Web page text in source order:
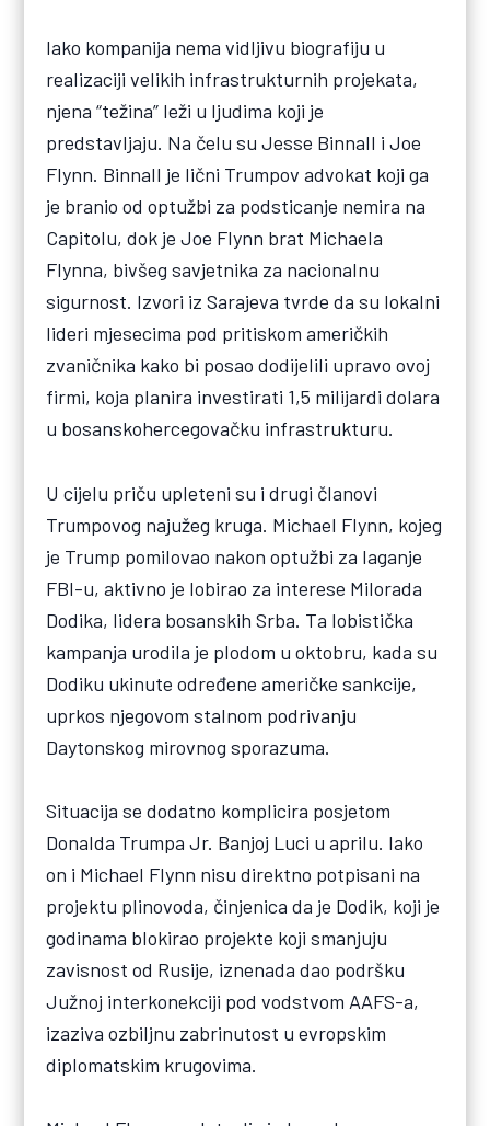
Iako kompanija nema vidljivu biografiju u
realizaciji velikih infrastrukturnih projekata,
njena “težina” leži u ljudima koji je
predstavljaju. Na čelu su Jesse Binnall i Joe
Flynn. Binnall je lični Trumpov advokat koji ga
je branio od optužbi za podsticanje nemira na
Capitolu, dok je Joe Flynn brat Michaela
Flynna, bivšeg savjetnika za nacionalnu
sigurnost. Izvori iz Sarajeva tvrde da su lokalni
lideri mjesecima pod pritiskom američkih
zvaničnika kako bi posao dodijelili upravo ovoj
firmi, koja planira investirati 1,5 milijardi dolara
u bosanskohercegovačku infrastrukturu.
U cijelu priču upleteni su i drugi članovi
Trumpovog najužeg kruga. Michael Flynn, kojeg
je Trump pomilovao nakon optužbi za laganje
FBI-u, aktivno je lobirao za interese Milorada
Dodika, lidera bosanskih Srba. Ta lobistička
kampanja urodila je plodom u oktobru, kada su
Dodiku ukinute određene američke sankcije,
uprkos njegovom stalnom podrivanju
Daytonskog mirovnog sporazuma.
Situacija se dodatno komplicira posjetom
Donalda Trumpa Jr. Banjoj Luci u aprilu. Iako
on i Michael Flynn nisu direktno potpisani na
projektu plinovoda, činjenica da je Dodik, koji je
godinama blokirao projekte koji smanjuju
zavisnost od Rusije, iznenada dao podršku
Južnoj interkonekciji pod vodstvom AAFS-a,
izaziva ozbiljnu zabrinutost u evropskim
diplomatskim krugovima.